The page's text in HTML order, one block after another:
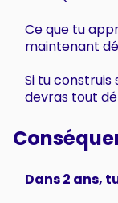
Ce que tu
maintenant
Si tu construis
devras tout
Dans 2 ans,